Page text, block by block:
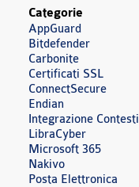
Categorie
AppGuard
Bitdefender
Carbonite
Certificati SSL
ConnectSecure
Endian
Integrazione Contesti
LibraCyber
Microsoft 365
Nakivo
Posta Elettronica